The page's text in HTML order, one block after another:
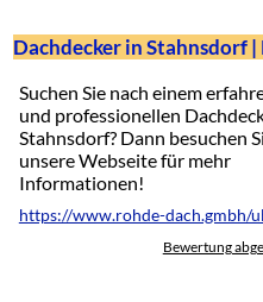
Dachdecker in Stahnsdorf |
Suchen Sie nach einem
und professionellen
Stahnsdorf? Dann besuchen
unsere Webseite für mehr
Informationen!
https://www.rohde-dach.gmbh/
Bewertung